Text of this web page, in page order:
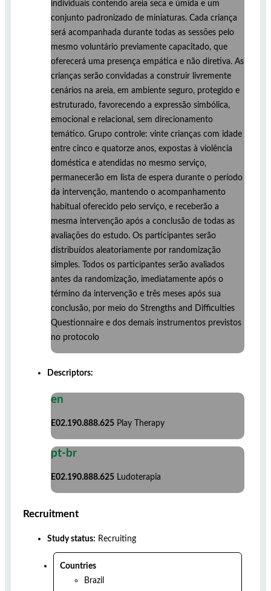
individuais contendo areia seca e úmida e um
conjunto padronizado de miniaturas. Cada criança
será acompanhada durante todas as sessões pelo
mesmo voluntário previamente capacitado, que
oferecerá uma presença empática e não diretiva. As
crianças serão convidadas a construir livremente
cenários na areia, em ambiente seguro, protegido e
estruturado, favorecendo a expressão simbólica,
emocional e relacional, sem direcionamento
temático. Grupo controle: vinte crianças com idade
entre cinco e quatorze anos, expostas à violência
doméstica e atendidas no mesmo serviço,
permanecerão em lista de espera durante o período
da intervenção, mantendo o acompanhamento
habitual oferecido pelo serviço, e receberão a
mesma intervenção após a conclusão de todas as
avaliações do estudo. Os participantes serão
distribuídos aleatoriamente por randomização
simples. Todos os participantes serão avaliados
antes da randomização, imediatamente após o
término da intervenção e três meses após sua
conclusão, por meio do Strengths and Difficulties
Questionnaire e dos demais instrumentos previstos
no protocolo
Descriptors:
en
E02.190.888.625 Play Therapy
pt-br
E02.190.888.625 Ludoterapia
Recruitment
Study status: Recruiting
Countries
Brazil